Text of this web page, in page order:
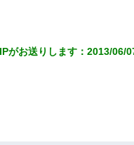
がお送りします ：2013/06/